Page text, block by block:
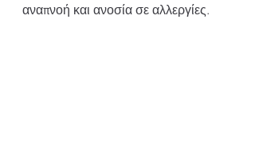
αναπνοή και ανοσία σε αλλεργίες.